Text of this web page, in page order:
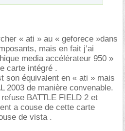
« ati » au « geforece »dans
mais en fait j’ai
media accélérateur 950 »
carte intégré .
son équivalent en « ati » mais
2003 de manière convenable.
BATTLE FIELD 2 et
a couse de cette carte
de vista .